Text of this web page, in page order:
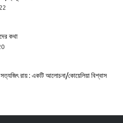
কথা
সত্যজিৎ রায় : একটি আলোচনা/কোয়েলিয়া বিশ্বাস